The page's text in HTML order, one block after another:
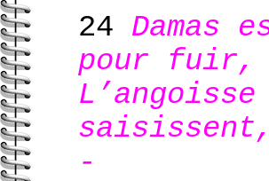
24 Damas
pour fuir,
saisissent,
-